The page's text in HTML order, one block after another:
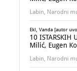
Labin, Narodni
Ekl, Vanda [autor
10
Milić, Eugen
Labin, Narodni